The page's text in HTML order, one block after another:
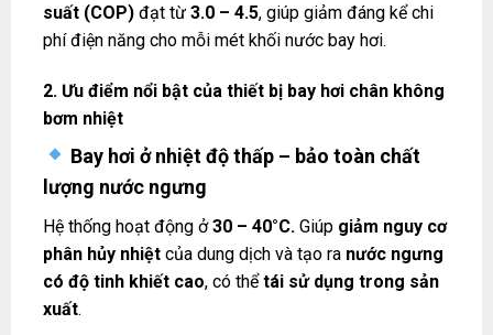
suất (COP) đạt từ3.0 – 4.5, giúp giảm đáng kể chi
phí điện năng cho mỗi mét khối nước bay hơi.
2. Ưu điểm nổi bật của thiết bị bay hơi chân không
bơm nhiệt
Bay hơi ở nhiệt độ thấp – bảo toàn chất
lượng nước ngưng
Hệ thống hoạt động ở30 – 40°C. Giúp giảm nguy cơ
phân hủy nhiệt của dung dịch và tạo ra nước ngưng
có độ tinh khiết cao, có thểtái sử dụng trong sản
xuất.